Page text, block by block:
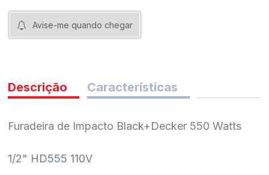
Avise-me quando chegar
Descrição
Furadeira de Impacto Black+Decker 550 Watts
1/2" HD555 110V
Características